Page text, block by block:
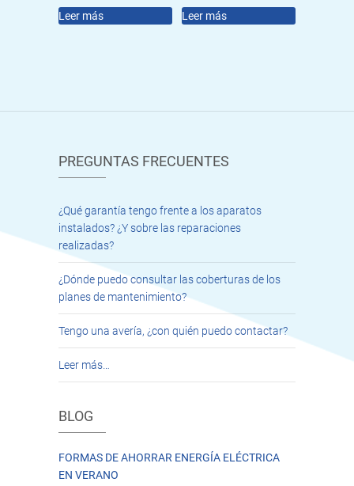
Leer más Leer más
PREGUNTAS FRECUENTES
¿Qué garantía tengo frente a los aparatos
instalados? ¿Y sobre las reparaciones
realizadas?
¿Dónde puedo consultar las coberturas de los
planes de mantenimiento?
Tengo una avería, ¿con quién puedo contactar?
Leer más…
BLOG
FORMAS DE AHORRAR ENERGÍA ELÉCTRICA
EN VERANO